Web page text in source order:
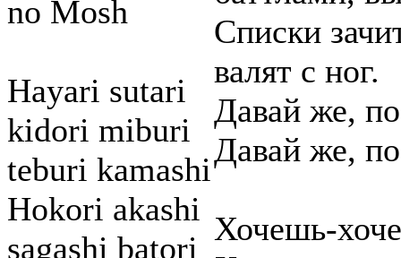
no Mosh
Hayari sutari
kidori miburi
teburi kamashi
Hokori akashi
sagashi batori
Списки
валят с ног.
Давай же,
Давай же,
Хочешь-